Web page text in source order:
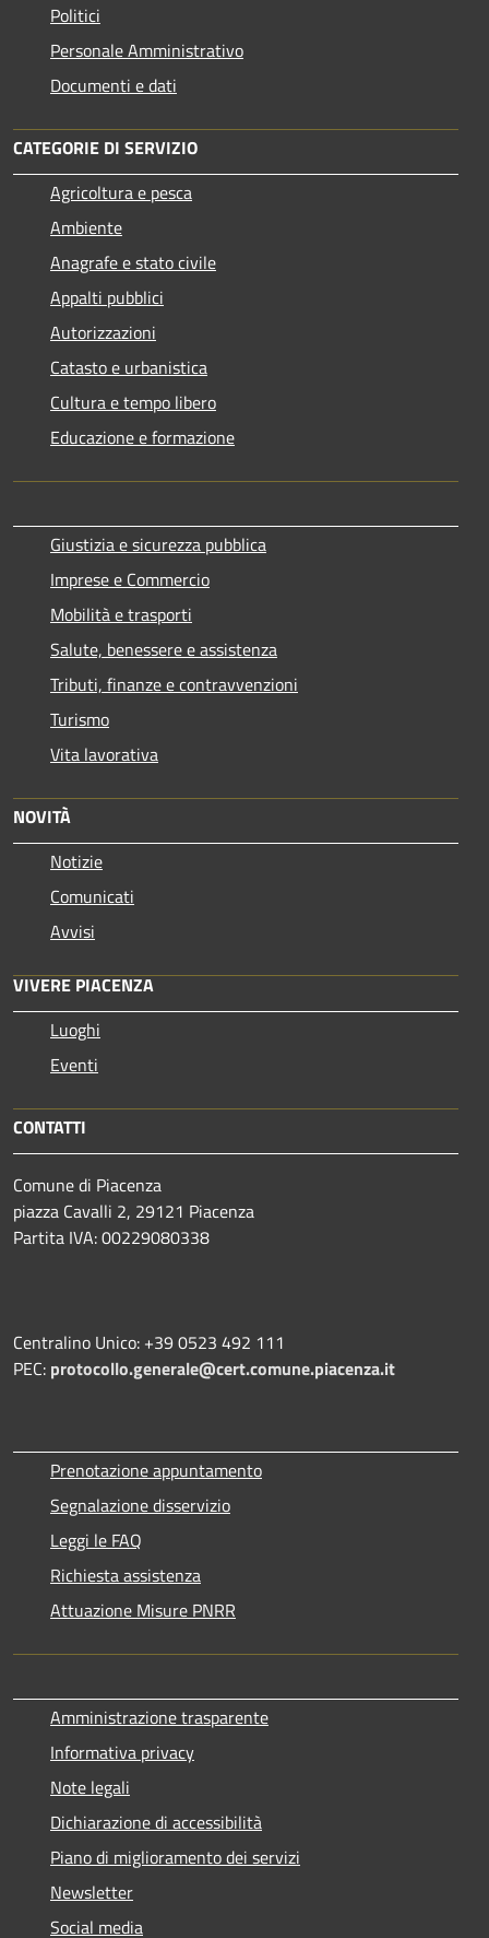
Politici
Personale Amministrativo
Documenti e dati
CATEGORIE DI SERVIZIO
Agricoltura e pesca
Ambiente
Anagrafe e stato civile
Appalti pubblici
Autorizzazioni
Catasto e urbanistica
Cultura e tempo libero
Educazione e formazione
Giustizia e sicurezza pubblica
Imprese e Commercio
Mobilità e trasporti
Salute, benessere e assistenza
Tributi, finanze e contravvenzioni
Turismo
Vita lavorativa
NOVITÀ
Notizie
Comunicati
Avvisi
VIVERE PIACENZA
Luoghi
Eventi
CONTATTI
Comune di Piacenza
piazza Cavalli 2, 29121 Piacenza
Partita IVA: 00229080338
Centralino Unico: +39 0523 492 111
PEC: protocollo.generale@cert.comune.piacenza.it
Prenotazione appuntamento
Segnalazione disservizio
Leggi le FAQ
Richiesta assistenza
Attuazione Misure PNRR
Amministrazione trasparente
Informativa privacy
Note legali
Dichiarazione di accessibilità
Piano di miglioramento dei servizi
Newsletter
Social media